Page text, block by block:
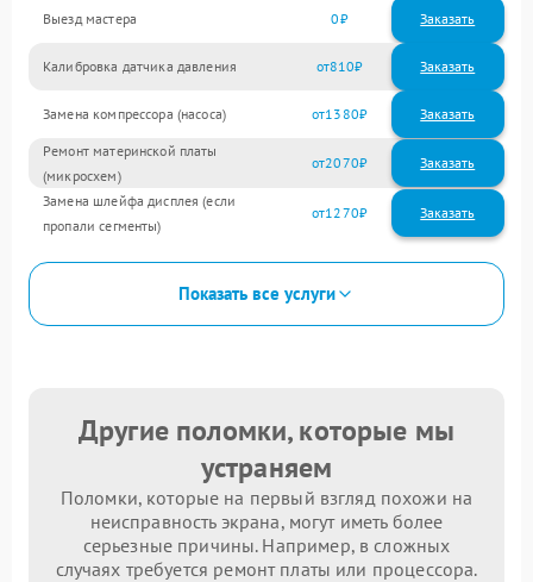
Выезд мастера 0 Заказать
Калибровка датчика давления 810
Замена компрессора (насоса) 1380
Ремонт материнской платы
(микросхем)
2070
Замена шлейфа дисплея (если
пропали сегменты)
1270
Показать все услуги
Другие поломки, которые мы
устраняем
Поломки, которые на первый взгляд похожи на
неисправность экрана, могут иметь более
серьезные причины. Например, в сложных
случаях требуется ремонт платы или процессора.